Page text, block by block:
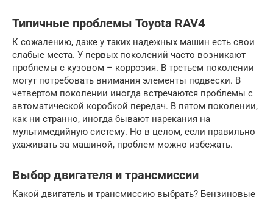
Типичные проблемы Toyota RAV4
К сожалению, даже у таких надежных машин есть свои
слабые места. У первых поколений часто возникают
проблемы с кузовом – коррозия. В третьем поколении
могут потребовать внимания элементы подвески. В
четвертом поколении иногда встречаются проблемы с
автоматической коробкой передач. В пятом поколении,
как ни странно, иногда бывают нарекания на
мультимедийную систему. Но в целом, если правильно
ухаживать за машиной, проблем можно избежать.
Выбор двигателя и трансмиссии
Какой двигатель и трансмиссию выбрать? Бензиновые